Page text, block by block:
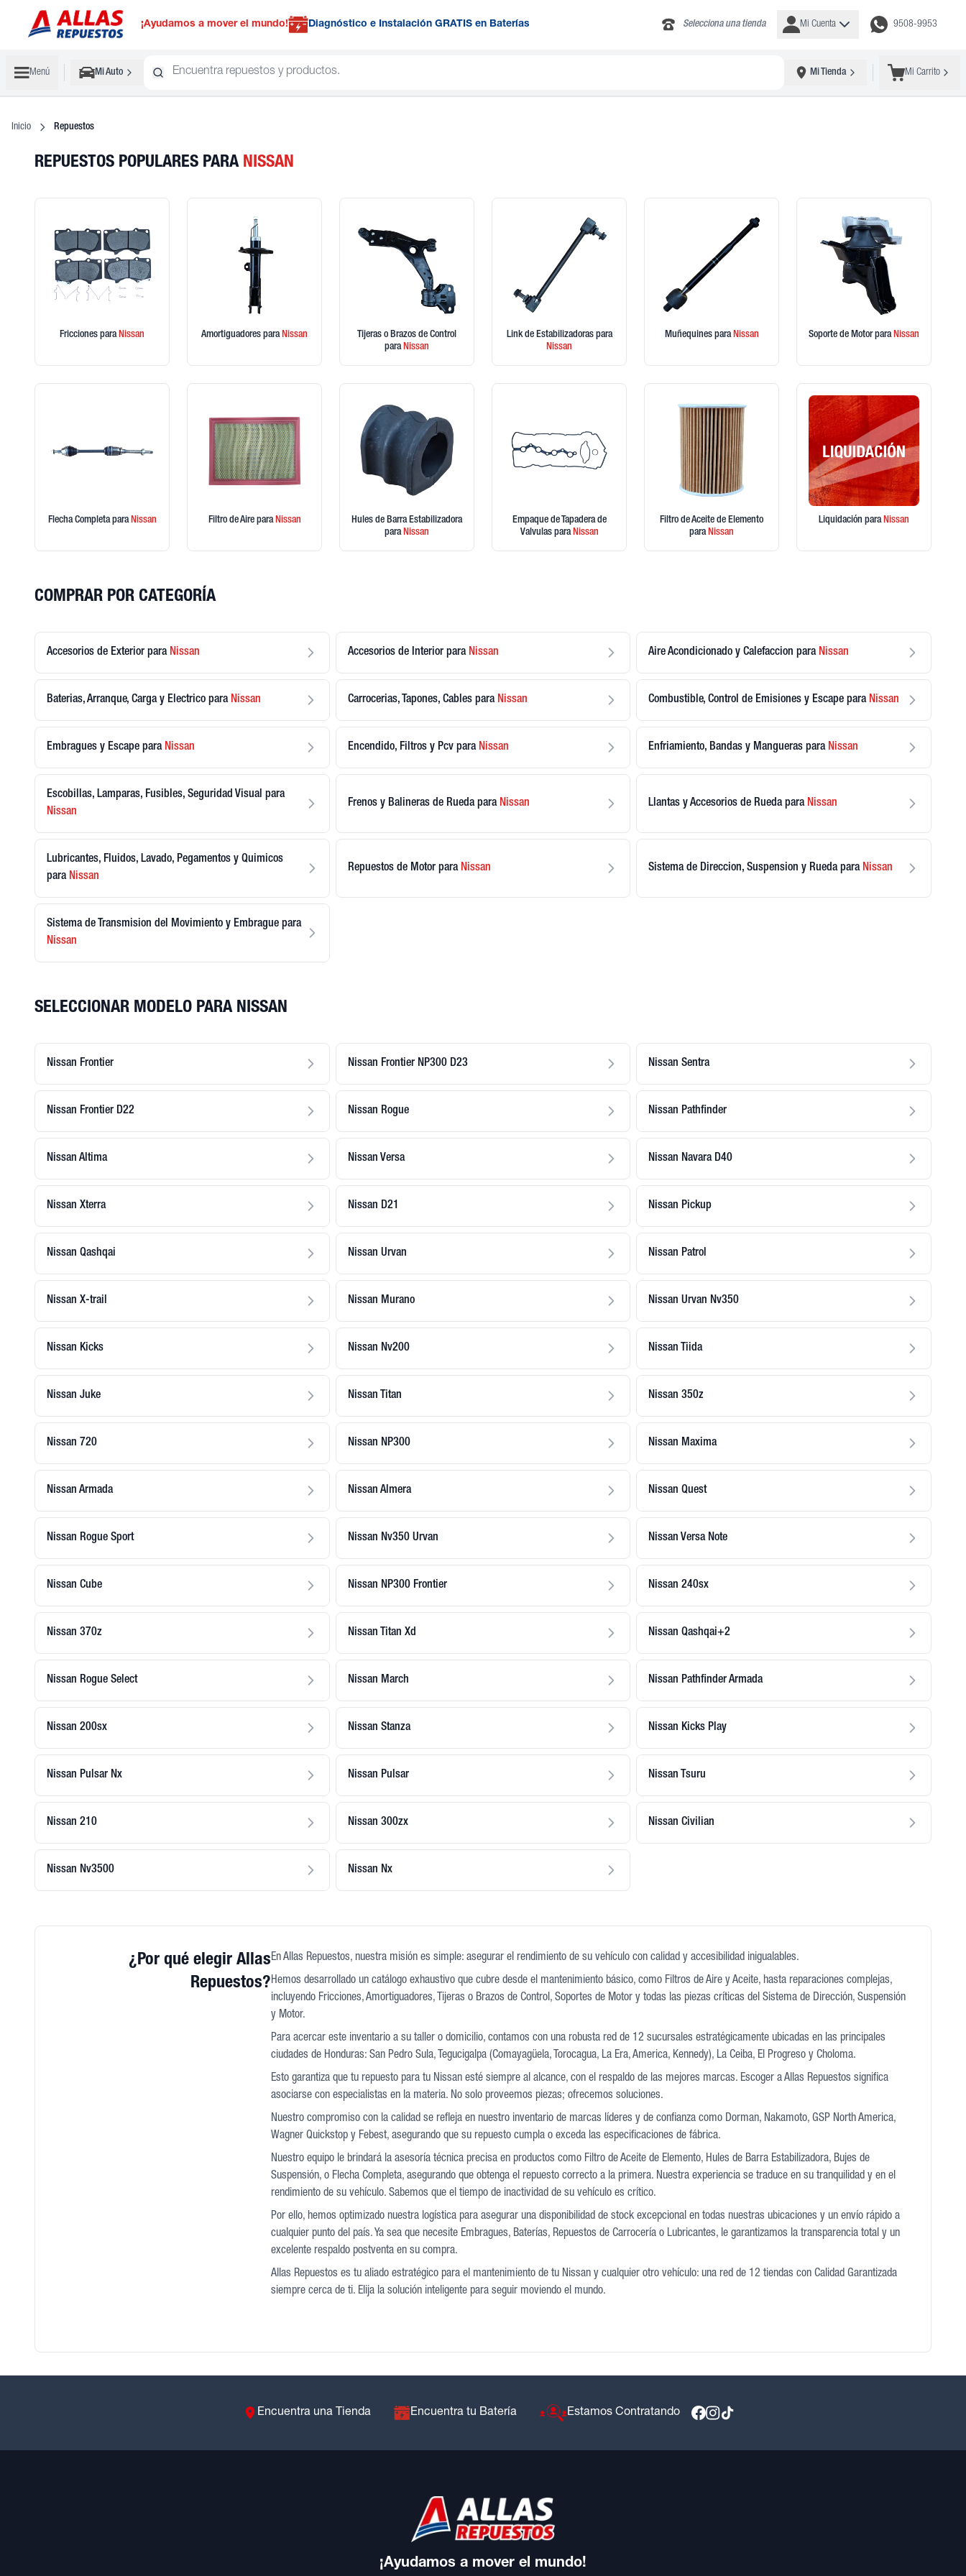
¡Ayudamos a mover el mundo! Diagnóstico e Instalación GRATIS en Baterías Selecciona una tienda Mi Cuenta 9508-9953
Menú Mi Auto Mi Tienda Mi Carrito
Inicio Repuestos
REPUESTOS POPULARES PARA NISSAN
Fricciones paraNissan Amortiguadores paraNissan
Tijeras o Brazos de Control
paraNissan
Link de Estabilizadoras para
Nissan
Muñequines paraNissan Soporte de Motor paraNissan
Flecha Completa paraNissan Filtro de Aire paraNissan
Hules de Barra Estabilizadora
paraNissan
Empaque de Tapadera de
Valvulas paraNissan
Filtro de Aceite de Elemento
paraNissan
Liquidación paraNissan
COMPRAR POR CATEGORÍA
Accesorios de Exterior para Nissan Accesorios de Interior para Nissan Aire Acondicionado y Calefaccion para Nissan
Baterias, Arranque, Carga y Electrico para Nissan Carrocerias, Tapones, Cables para Nissan Combustible, Control de Emisiones y Escape para Nissan
Embragues y Escape para Nissan Encendido, Filtros y Pcv para Nissan Enfriamiento, Bandas y Mangueras para Nissan
Escobillas, Lamparas, Fusibles, Seguridad Visual para
Nissan
Frenos y Balineras de Rueda para Nissan Llantas y Accesorios de Rueda para Nissan
Lubricantes, Fluidos, Lavado, Pegamentos y Quimicos
para Nissan
Repuestos de Motor para Nissan Sistema de Direccion, Suspension y Rueda para Nissan
Sistema de Transmision del Movimiento y Embrague para
Nissan
SELECCIONAR MODELO PARA NISSAN
Nissan Frontier Nissan Frontier NP300 D23 Nissan Sentra
Nissan Frontier D22 Nissan Rogue Nissan Pathfinder
Nissan Altima Nissan Versa Nissan Navara D40
Nissan Xterra Nissan D21 Nissan Pickup
Nissan Qashqai Nissan Urvan Nissan Patrol
Nissan X-trail Nissan Murano Nissan Urvan Nv350
Nissan Kicks Nissan Nv200 Nissan Tiida
Nissan Juke Nissan Titan Nissan 350z
Nissan 720 Nissan NP300 Nissan Maxima
Nissan Armada Nissan Almera Nissan Quest
Nissan Rogue Sport Nissan Nv350 Urvan Nissan Versa Note
Nissan Cube Nissan NP300 Frontier Nissan 240sx
Nissan 370z Nissan Titan Xd Nissan Qashqai+2
Nissan Rogue Select Nissan March Nissan Pathfinder Armada
Nissan 200sx Nissan Stanza Nissan Kicks Play
Nissan Pulsar Nx Nissan Pulsar Nissan Tsuru
Nissan 210 Nissan 300zx Nissan Civilian
Nissan Nv3500 Nissan Nx
¿Por qué elegir Allas
Repuestos?
En Allas Repuestos, nuestra misión es simple: asegurar el rendimiento de su vehículo con calidad y accesibilidad inigualables.
Hemos desarrollado un catálogo exhaustivo que cubre desde el mantenimiento básico, como Filtros de Aire y Aceite, hasta reparaciones complejas,
incluyendo Fricciones, Amortiguadores, Tijeras o Brazos de Control, Soportes de Motor y todas las piezas críticas del Sistema de Dirección, Suspensión
y Motor.
Para acercar este inventario a su taller o domicilio, contamos con una robusta red de 12 sucursales estratégicamente ubicadas en las principales
ciudades de Honduras: San Pedro Sula, Tegucigalpa (Comayagüela, Torocagua, La Era, America, Kennedy), La Ceiba, El Progreso y Choloma.
Esto garantiza que tu repuesto para tu Nissan esté siempre al alcance, con el respaldo de las mejores marcas. Escoger a Allas Repuestos significa
asociarse con especialistas en la materia. No solo proveemos piezas; ofrecemos soluciones.
Nuestro compromiso con la calidad se refleja en nuestro inventario de marcas líderes y de confianza como Dorman, Nakamoto, GSP North America,
Wagner Quickstop y Febest, asegurando que su repuesto cumpla o exceda las especificaciones de fábrica.
Nuestro equipo le brindará la asesoría técnica precisa en productos como Filtro de Aceite de Elemento, Hules de Barra Estabilizadora, Bujes de
Suspensión, o Flecha Completa, asegurando que obtenga el repuesto correcto a la primera. Nuestra experiencia se traduce en su tranquilidad y en el
rendimiento de su vehículo. Sabemos que el tiempo de inactividad de su vehículo es crítico.
Por ello, hemos optimizado nuestra logística para asegurar una disponibilidad de stock excepcional en todas nuestras ubicaciones y un envío rápido a
cualquier punto del país. Ya sea que necesite Embragues, Baterías, Repuestos de Carrocería o Lubricantes, le garantizamos la transparencia total y un
excelente respaldo postventa en su compra.
Allas Repuestos es tu aliado estratégico para el mantenimiento de tu Nissan y cualquier otro vehículo: una red de 12 tiendas con Calidad Garantizada
siempre cerca de ti. Elija la solución inteligente para seguir moviendo el mundo.
Encuentra una Tienda Encuentra tu Batería Estamos Contratando
¡Ayudamos a mover el mundo!